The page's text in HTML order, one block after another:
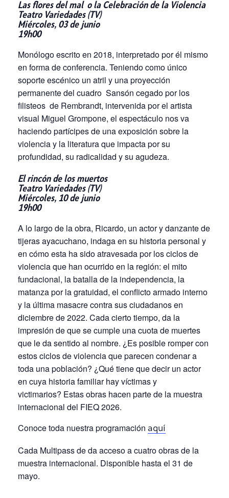
Las flores del mal o la Celebración de la Violencia
Teatro Variedades (TV)
Miércoles, 03 de junio
19h00
Monólogo escrito en 2018, interpretado por él mismo
en forma de conferencia. Teniendo como único
soporte escénico un atril y una proyección
permanente del cuadro Sansón cegado por los
filisteos de Rembrandt, intervenida por el artista
visual Miguel Grompone, el espectáculo nos va
haciendo partícipes de una exposición sobre la
violencia y la literatura que impacta por su
profundidad, su radicalidad y su agudeza.
El rincón de los muertos
Teatro Variedades (TV)
Miércoles, 10 de junio
19h00
A lo largo de la obra, Ricardo, un actor y danzante de
tijeras ayacuchano, indaga en su historia personal y
en cómo esta ha sido atravesada por los ciclos de
violencia que han ocurrido en la región: el mito
fundacional, la batalla de la independencia, la
matanza por la gratuidad, el conflicto armado interno
y la última masacre contra sus ciudadanos en
diciembre de 2022. Cada cierto tiempo, da la
impresión de que se cumple una cuota de muertes
que le da sentido al nombre. ¿Es posible romper con
estos ciclos de violencia que parecen condenar a
toda una población? ¿Qué tiene que decir un actor
en cuya historia familiar hay víctimas y
victimarios? Estas obras hacen parte de la muestra
internacional del FIEQ 2026.
Conoce toda nuestra programación aquí
Cada Multipass de da acceso a cuatro obras de la
muestra internacional. Disponible hasta el 31 de
mayo.